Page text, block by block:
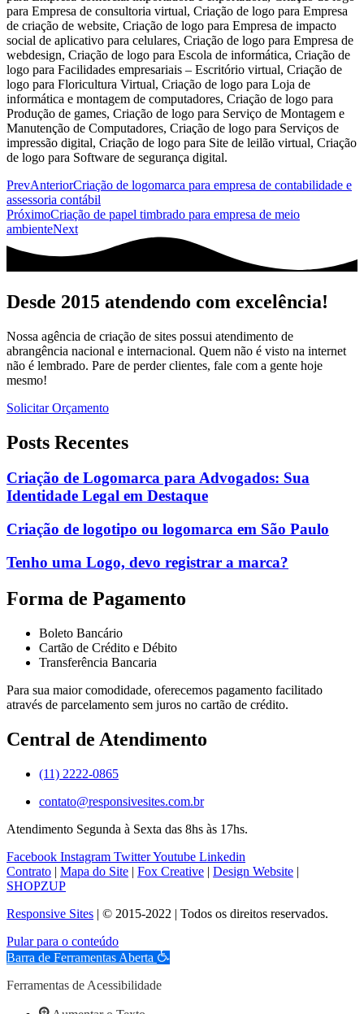
PrevAnteriorCriação de logomarca para empresa de contabilidade e
assessoria contábil
PróximoCriação de papel timbrado para empresa de meio
ambienteNext
Desde 2015 atendendo com excelência!
Nossa agência de criação de sites possui atendimento de
abrangência nacional e internacional. Quem não é visto na internet
não é lembrado. Pare de perder clientes, fale com a gente hoje
mesmo!
Solicitar Orçamento
Posts Recentes
Criação de Logomarca para Advogados: Sua
Identidade Legal em Destaque
Criação de logotipo ou logomarca em São Paulo
Tenho uma Logo, devo registrar a marca?
Forma de Pagamento
Boleto Bancário
Cartão de Crédito e Débito
Transferência Bancaria
Para sua maior comodidade, oferecemos pagamento facilitado
através de parcelamento sem juros no cartão de crédito.
Central de Atendimento
(11) 2222-0865
contato@responsivesites.com.br
Atendimento Segunda à Sexta das 8hs às 17hs.
Facebook Instagram TwitterYoutube Linkedin
Contrato | Mapa do Site | Fox Creative | Design Website |
SHOPZUP
Responsive Sites | © 2015-2022 | Todos os direitos reservados.
Pular para o conteúdo
Barra de Ferramentas Aberta
Ferramentas de Acessibilidade